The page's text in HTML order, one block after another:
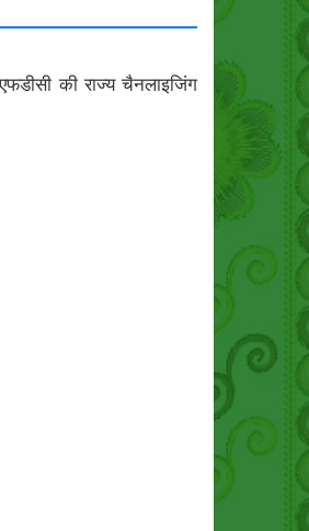
की राज्य चैनलाइजिंग